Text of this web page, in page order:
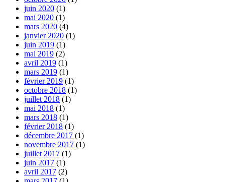
juin 2020 (1)
mai 2020 (1)
mars 2020 (4)
janvier 2020 (1)
juin 2019 (1)
mai 2019 (2)
avril 2019 (1)
mars 2019 (1)
février 2019 (1)
octobre 2018 (1)
juillet 2018 (1)
mai 2018 (1)
mars 2018 (1)
février 2018 (1)
décembre 2017 (1)
novembre 2017 (1)
juillet 2017 (1)
juin 2017 (1)
avril 2017 (2)